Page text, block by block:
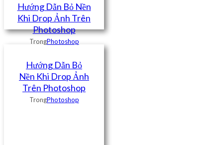
Hướng Dẫn Bỏ Nền
Khi Drop Ảnh Trên
Photoshop
TrongPhotoshop
Hướng Dẫn Bỏ
Nền Khi Drop Ảnh
Trên Photoshop
TrongPhotoshop